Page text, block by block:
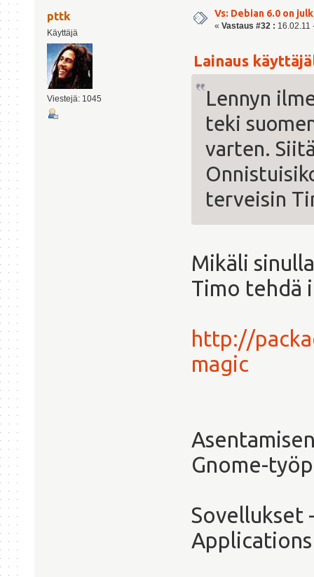
pttk
Käyttäjä
Viestejä: 1045
Vs: Debian 6.0 on
« Vastaus #32 : 16.02.11
Lainaus
Lennyn
teki
varten.
terveisin
Mikäli
Timo tehdä
http://
magic
Gnome-
Sovellukset